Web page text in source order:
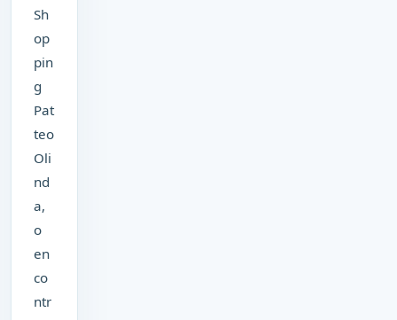
Sh
op
pin
g
Pat
teo
Oli
nd
a,
o
en
co
ntr